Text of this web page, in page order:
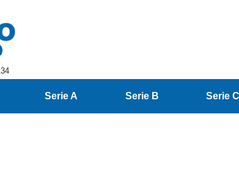
Serie A Serie B Serie C